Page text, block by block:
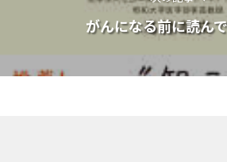
がんになる前に読ん